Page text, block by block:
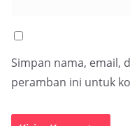
Simpan nama, email,
peramban ini untuk